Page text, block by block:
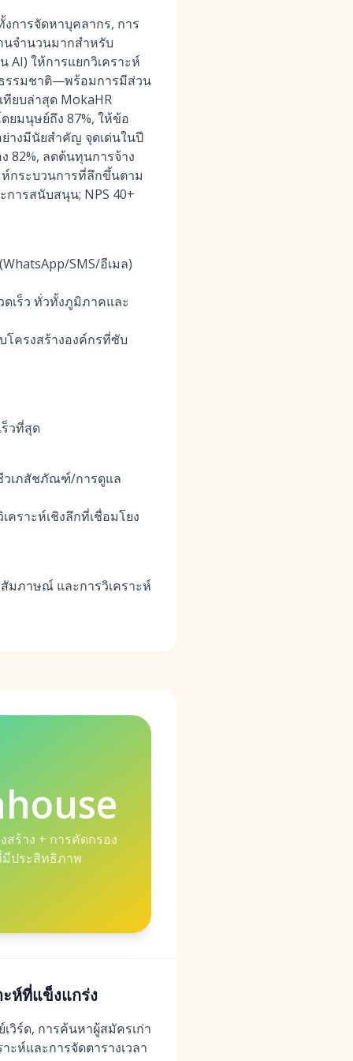
งการจัดหาบุคลากร, การ
นจำนวนมากสำหรับ
AI) ให้การแยกวิเคราะห์
รรมชาติ—พร้อมการมีส่วน
ทียบล่าสุด MokaHR
ยมนุษย์ถึง 87%, ให้ข้อ
างมีนัยสำคัญ จุดเด่นในปี
82%, ลดต้นทุนการจ้าง
ห์กระบวนการที่ลึกขึ้นตาม
ารสนับสนุน; NPS 40+
SMS/อีเมล)
เร็ว ทั่วทั้งภูมิภาคและ
โครงสร้างองค์กรที่ซับ
วที่สุด
วเภสัชภัณฑ์/การดูแล
ราะห์เชิงลึกที่เชื่อมโยง
มภาษณ์ และการวิเคราะห์
สร้าง + การคัดกรอง
ประสิทธิภาพ
ะห์ที่แข็งแกร่ง
วิร์ด, การค้นหาผู้สมัครเก่า
ะห์และการจัดตารางเวลา